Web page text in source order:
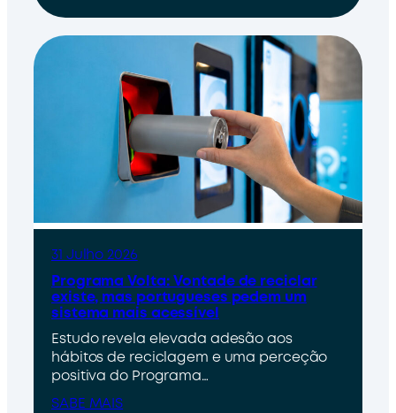
31 Julho 2026
Programa Volta: Vontade de reciclar
existe, mas portugueses pedem um
sistema mais acessível
Estudo revela elevada adesão aos
hábitos de reciclagem e uma perceção
positiva do Programa…
SABE MAIS